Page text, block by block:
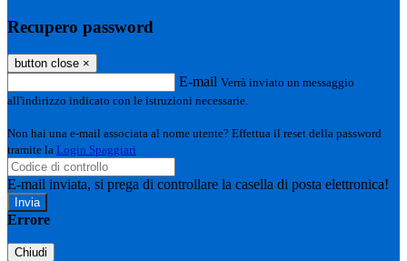
Recupero password
button close ×
E-mail Verrà inviato un messaggio
all'indirizzo indicato con le istruzioni necessarie.
Non hai una e-mail associata al nome utente? Effettua il reset della password
tramite la Login Spaggiari
E-mail inviata, si prega di controllare la casella di posta elettronica!
Errore
Chiudi